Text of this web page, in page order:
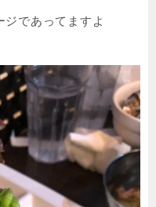
であってますよ